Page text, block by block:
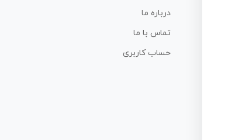
درباره ما
تماس با ما
حساب کاربری